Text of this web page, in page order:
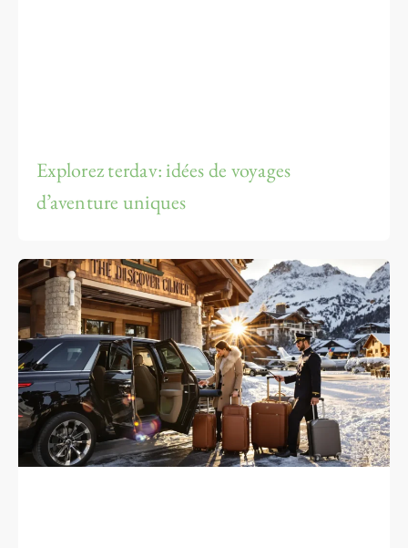
Explorez terdav: idées de voyages
d’aventure uniques